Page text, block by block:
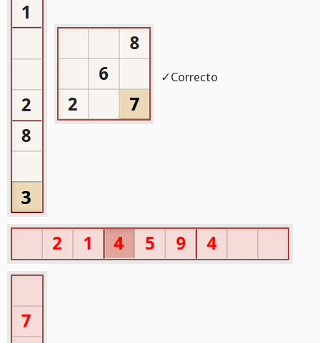
✓Correcto